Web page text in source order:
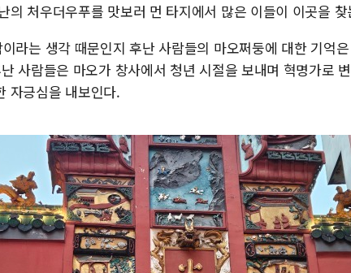
의 처우더우푸를 맛보러 먼 타지에서 많은 이들이 이곳을
라는 생각 때문인지 후난 사람들의 마오쩌둥에 대한 기억
사람들은 마오가 창사에서 청년 시절을 보내며 혁명가로
자긍심을 내보인다.